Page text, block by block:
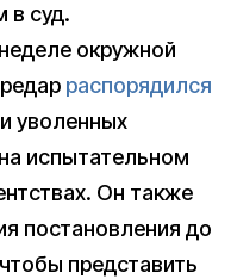
в суд.
окружной
распорядился
уволенных
испытательном
Он также
постановления до
представить